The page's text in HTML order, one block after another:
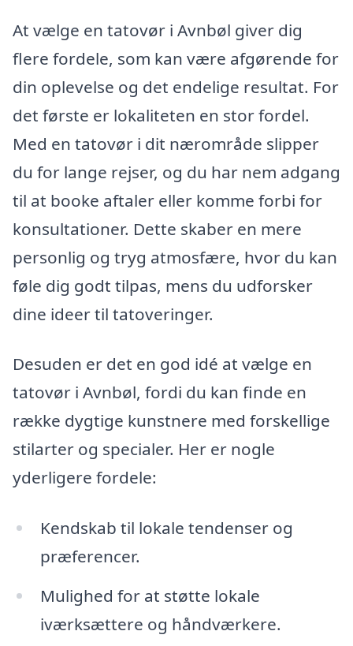
At vælge en tatovør i Avnbøl giver dig
flere fordele, som kan være afgørende for
din oplevelse og det endelige resultat. For
det første er lokaliteten en stor fordel.
Med en tatovør i dit nærområde slipper
du for lange rejser, og du har nem adgang
til at booke aftaler eller komme forbi for
konsultationer. Dette skaber en mere
personlig og tryg atmosfære, hvor du kan
føle dig godt tilpas, mens du udforsker
dine ideer til tatoveringer.
Desuden er det en god idé at vælge en
tatovør i Avnbøl, fordi du kan finde en
række dygtige kunstnere med forskellige
stilarter og specialer. Her er nogle
yderligere fordele:
Kendskab til lokale tendenser og
præferencer.
Mulighed for at støtte lokale
iværksættere og håndværkere.